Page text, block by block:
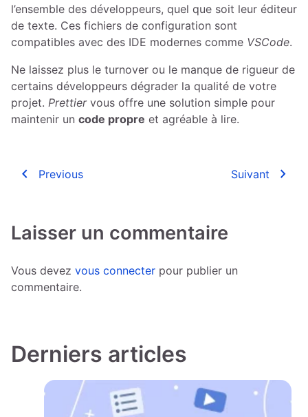
l’ensemble des développeurs, quel que soit leur éditeur
de texte. Ces fichiers de configuration sont
compatibles avec des IDE modernes comme VSCode.
Ne laissez plus le turnover ou le manque de rigueur de
certains développeurs dégrader la qualité de votre
projet. Prettiervous offre une solution simple pour
maintenir un code propre et agréable à lire.
Previous
navigate_before Suivant navigate_next
Laisser un commentaire
Vous devez vous connecter pour publier un
commentaire.
Derniers articles